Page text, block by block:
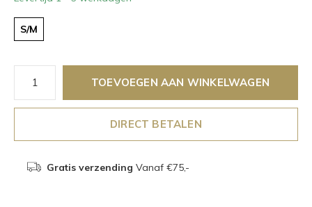
S/M
TOEVOEGEN AAN WINKELWAGEN
DIRECT BETALEN
Gratis verzending Vanaf €75,-